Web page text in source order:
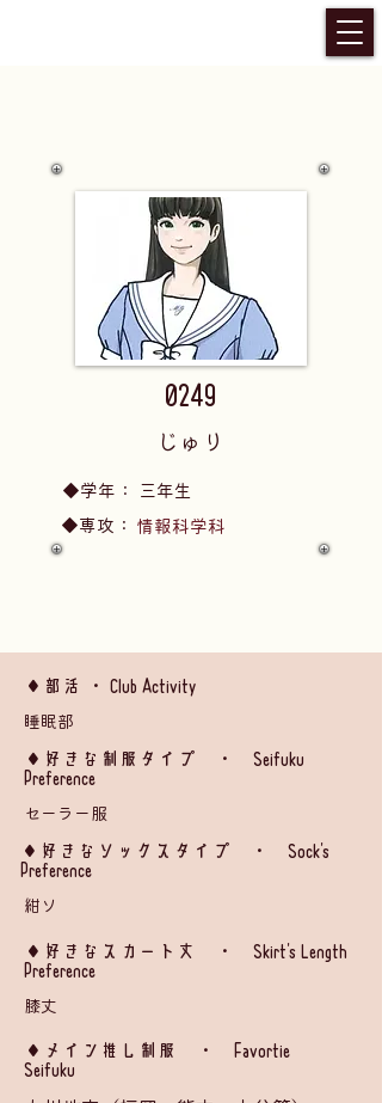
0249
じゅり
​◆学年：
三年生
情報科学科
​◆専攻：
◆部活 ・ Club Activity
睡眠部
​◆好きな制服タイプ ・ Seifuku
Preference
セーラー服
◆好きなソックスタイプ ・ Sock's
Preference
紺ソ
​◆好きなスカート丈 ・ Skirt's Length
Preference
膝丈
​◆メイン推し制服 ・ Favortie
Seifuku